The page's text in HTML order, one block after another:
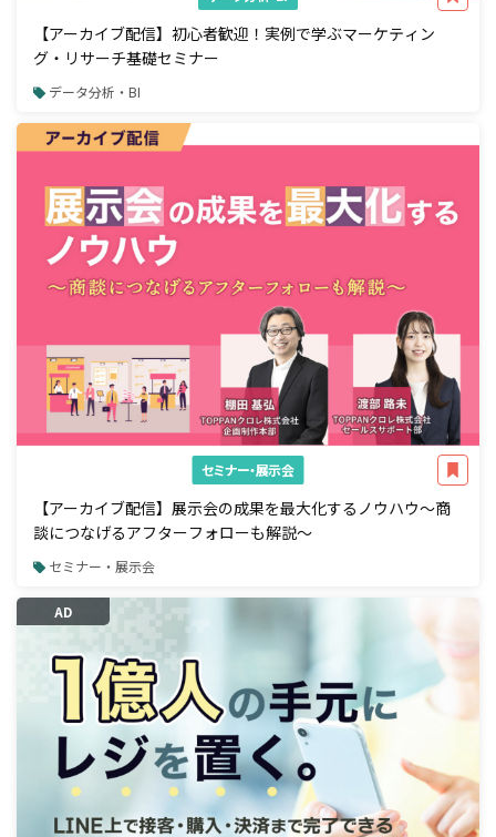
【アーカイブ配信】初心者歓迎！実例で学ぶマーケティン
グ・リサーチ基礎セミナー
データ分析・BI
セミナー・展示会
【アーカイブ配信】展示会の成果を最大化するノウハウ～商
談につなげるアフターフォローも解説～
セミナー・展示会
AD